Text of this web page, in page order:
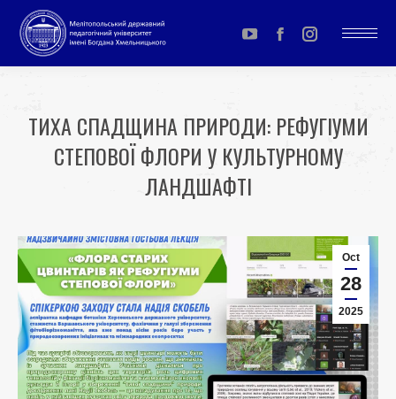
YouTube
page
in
new
window
Facebook
page
in
new
Instagram
page
in
new
ТИХА СПАДЩИНА ПРИРОДИ: РЕФУГІУМИ
СТЕПОВОЇ ФЛОРИ У КУЛЬТУРНОМУ
ЛАНДШАФТІ
Oct
28
2025